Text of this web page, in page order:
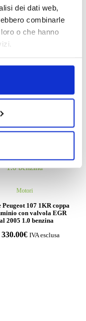
dei dati web,
combinarle
o che hanno
2020 1.6 diesel
Motori
LA DISPONIBILITÀ
107 1KR coppa
con valvola EGR
2005 1.0 benzina
330.00€ IVA esclusa